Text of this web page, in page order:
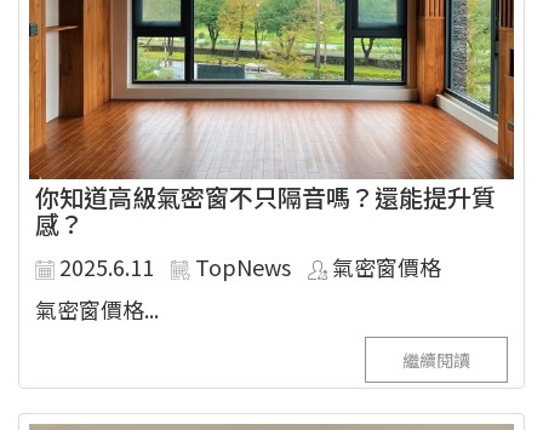
你知道高級氣密窗不只隔音嗎？還能提升質
感？
2025.6.11 TopNews
氣密窗價格
氣密窗價格...
繼續閱讀